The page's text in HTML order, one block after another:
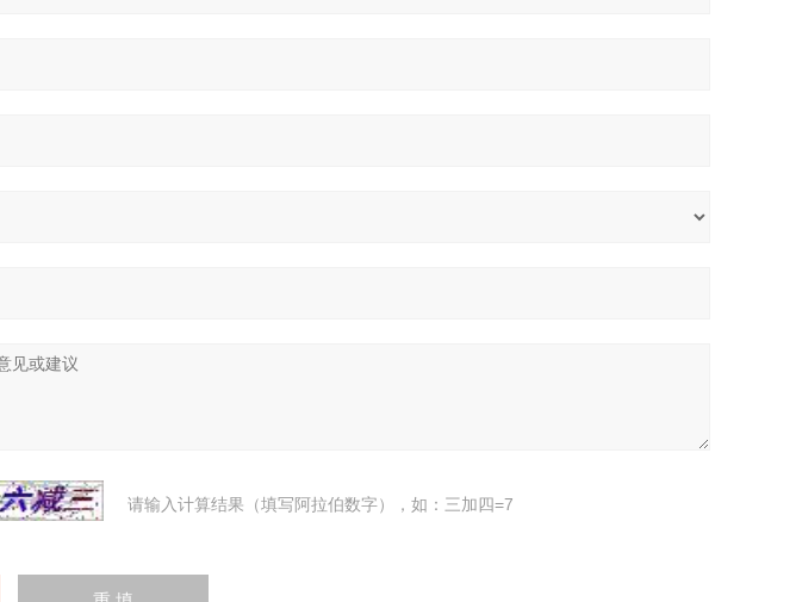
请输入计算结果（填写阿拉伯数字），如：三加四=7